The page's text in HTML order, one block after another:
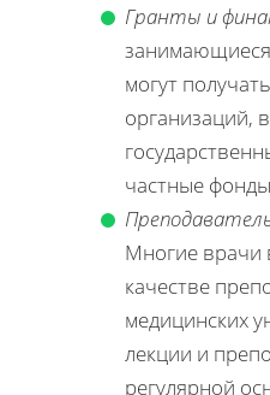
Гранты и
могут
организаций,
частные
Многие врачи
качестве
медицинских
лекции и
регулярной